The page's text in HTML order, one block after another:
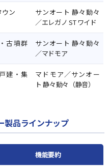
ウン
サンオート 静々動々
／エレガノ ST ワイド
古墳群
サンオート 静々動々
／マドモア
建・集
マドモア／サンオー
ト 静々動々（静音）
製品ラインナップ
機能要約